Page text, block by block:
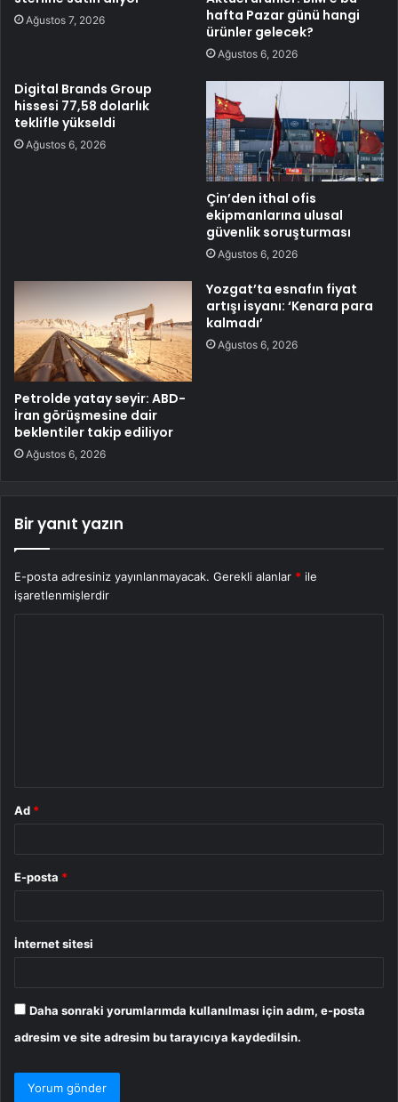
Ağustos 7, 2026
hafta Pazar günü hangi
ürünler gelecek?
Ağustos 6, 2026
Digital Brands Group
hissesi 77,58 dolarlık
teklifle yükseldi
Ağustos 6, 2026
Çin’den ithal ofis
ekipmanlarına ulusal
güvenlik soruşturması
Ağustos 6, 2026
Petrolde yatay seyir: ABD-
İran görüşmesine dair
beklentiler takip ediliyor
Ağustos 6, 2026
Yozgat’ta esnafın fiyat
artışı isyanı: ‘Kenara para
kalmadı’
Ağustos 6, 2026
Bir yanıt yazın
E-posta adresiniz yayınlanmayacak. Gerekli alanlar * ile
işaretlenmişlerdir
Ad *
E-posta *
İnternet sitesi
Daha sonraki yorumlarımda kullanılması için adım, e-posta
adresim ve site adresim bu tarayıcıya kaydedilsin.